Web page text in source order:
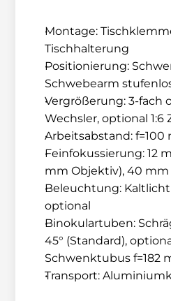
Montage:
Tischhalterung
Positionierung:
Schwebearm
Vergrößerung: 3-fach
Wechsler, optional 1:6
Arbeitsabstand:
Feinfokussierung: 12
mm Objektiv), 40
Beleuchtung: Kaltlicht
optional
Binokulartuben:
45° (Standard),
Schwenktubus f=182
Transport: